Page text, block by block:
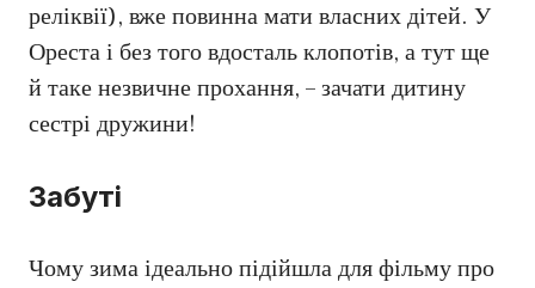
реліквії), вже повинна мати власних дітей. У
Ореста і без того вдосталь клопотів, а тут ще
й таке незвичне прохання, – зачати дитину
сестрі дружини!
Забуті
Чому зима ідеально підійшла для фільму про